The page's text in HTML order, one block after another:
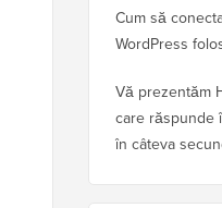
Cum să
WordPress
Vă prezentăm
care răspunde
în câteva